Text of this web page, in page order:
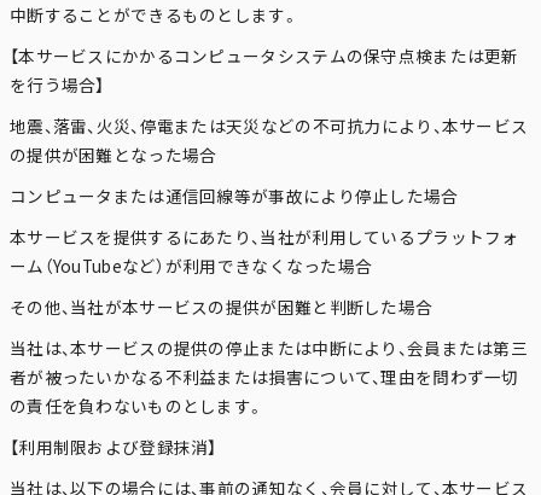
中断することができるものとします。
【本サービスにかかるコンピュータシステムの保守点検または更新
を行う場合】
地震、落雷、火災、停電または天災などの不可抗力により、本サービス
の提供が困難となった場合
コンピュータまたは通信回線等が事故により停止した場合
本サービスを提供するにあたり、当社が利用しているプラットフォ
ーム（YouTubeなど）が利用できなくなった場合
その他、当社が本サービスの提供が困難と判断した場合
当社は、本サービスの提供の停止または中断により、会員または第三
者が被ったいかなる不利益または損害について、理由を問わず一切
の責任を負わないものとします。
【利用制限および登録抹消】
当社は、以下の場合には、事前の通知なく、会員に対して、本サービス